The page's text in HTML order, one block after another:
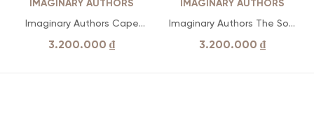
IMAGINARY AUTHORS
Imaginary Authors Cape
Heartache
3.200.000 ₫
IMAGINARY AUTHORS
Imaginary Authors The Soft
Lawn
3.200.000 ₫